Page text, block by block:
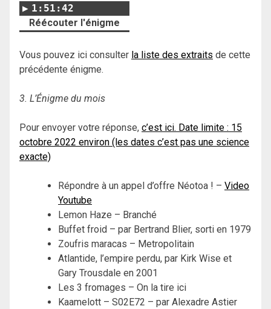
1:51:42
Réécouter l'énigme
Vous pouvez ici consulter la liste des extraits de cette
précédente énigme.
3. L’Énigme du mois
Pour envoyer votre réponse, c’est ici. Date limite : 15
octobre 2022 environ (les dates c’est pas une science
exacte)
Répondre à un appel d’offre Néotoa ! – Video
Youtube
Lemon Haze – Branché
Buffet froid – par Bertrand Blier, sorti en 1979
Zoufris maracas – Metropolitain
Atlantide, l’empire perdu, par Kirk Wise et
Gary Trousdale en 2001
Les 3 fromages – On la tire ici
Kaamelott – S02E72 – par Alexadre Astier